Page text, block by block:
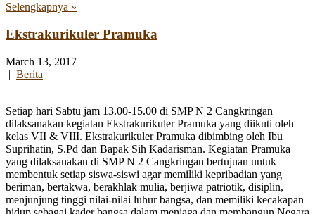
Selengkapnya »
Ekstrakurikuler Pramuka
March 13, 2017
| Berita
Setiap hari Sabtu jam 13.00-15.00 di SMP N 2 Cangkringan
dilaksanakan kegiatan Ekstrakurikuler Pramuka yang diikuti oleh
kelas VII & VIII. Ekstrakurikuler Pramuka dibimbing oleh Ibu
Suprihatin, S.Pd dan Bapak Sih Kadarisman. Kegiatan Pramuka
yang dilaksanakan di SMP N 2 Cangkringan bertujuan untuk
membentuk setiap siswa-siswi agar memiliki kepribadian yang
beriman, bertakwa, berakhlak mulia, berjiwa patriotik, disiplin,
menjunjung tinggi nilai-nilai luhur bangsa, dan memiliki kecakapan